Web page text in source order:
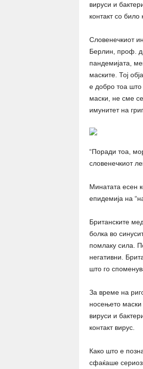
вируси и
контакт со било
Словенечкиот
Берлин, проф.
пандемијата,
маските. Тој
е добро тоа што
маски, не сме
имунитет на
“Поради тоа,
словенечкиот
Минатата есен
епидемија на
Британските
болка во
помлаку сила.
негативни.
што го
За време на
носењето
вируси и
контакт вирус.
Како што е
сфаќаше